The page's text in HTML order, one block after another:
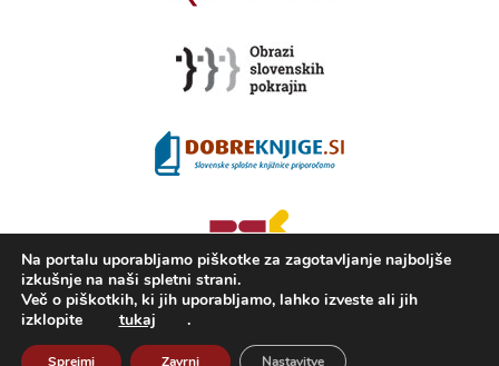
2008 - 2026 © Portal KAMRA
Na portalu uporabljamo piškotke za zagotavljanje najboljše
izkušnje na naši spletni strani.
Več o piškotkih, ki jih uporabljamo, lahko izveste ali jih
izklopite
tukaj .
Sprejmi Zavrni Nastavitve